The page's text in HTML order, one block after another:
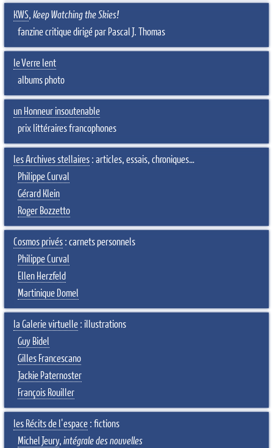
KWS, Keep Watching the Skies!
fanzine critique dirigé par Pascal J. Thomas
le Verre lent
albums photo
un Honneur insoutenable
prix littéraires francophones
les Archives stellaires : articles, essais, chroniques…
Philippe Curval
Gérard Klein
Roger Bozzetto
Cosmos privés : carnets personnels
Philippe Curval
Ellen Herzfeld
Martinique Domel
la Galerie virtuelle : illustrations
Guy Bidel
Gilles Francescano
Jackie Paternoster
François Rouiller
les Récits de l'espace : fictions
Michel Jeury, intégrale des nouvelles